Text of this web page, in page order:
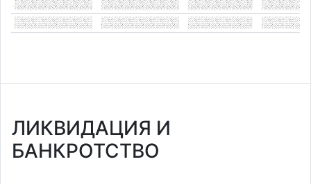
ЛИКВИДАЦИЯ И
БАНКРОТСТВО